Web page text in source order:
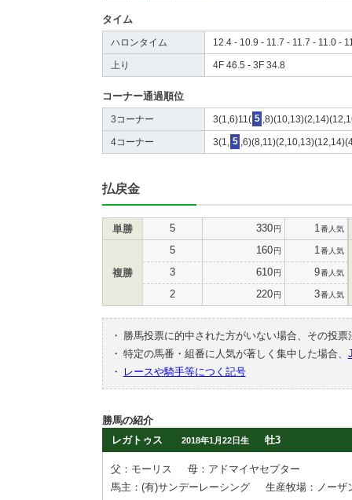
タイム
ハロンタイム 12.4 - 10.9 - 11.7 - 11.7 - 11.0 -
上り 4F 46.5 - 3F 34.8
コーナー通過順位
3コーナー 3(1,6)11( 5
4コーナー 3(1, 5
払戻金
単勝 5 330円 1 番人気
複勝
5 160円 1 番人気
3 610円 9番人気
2 220円 3番人気
・
勝馬投票に的中された方がいない場合、その投
・ 特定の馬番・組番に人気が著しく集中した場合、
・
レースや騎手等につく記号
勝馬の紹介
レガトゥス
2018年1月22日生 牡3
父：モーリス
母：アドマイヤセプター
馬主：(有)サンデーレーシング
生産牧場：ノーザ